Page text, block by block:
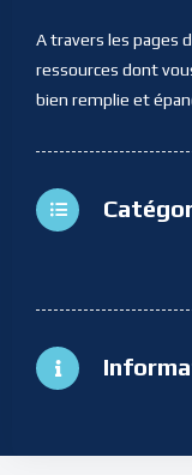
A travers les pages
ressources dont
bien remplie et